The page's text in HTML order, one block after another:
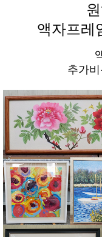
액자프레
추가